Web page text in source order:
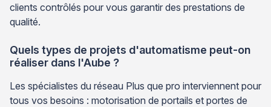
clients contrôlés pour vous garantir des prestations de
qualité.
Quels types de projets d'automatisme peut-on
réaliser dans l'Aube ?
Les spécialistes du réseau Plus que pro interviennent pour
tous vos besoins : motorisation de portails et portes de